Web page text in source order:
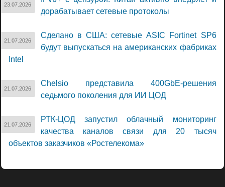
23.07.2026
дорабатывает сетевые протоколы
21.07.2026
Сделано в США: сетевые ASIC Fortinet SP6
будут выпускаться на американских фабриках
Intel
21.07.2026
Chelsio представила 400GbE-решения
седьмого поколения для ИИ ЦОД
21.07.2026
РТК-ЦОД запустил облачный мониторинг
качества каналов связи для 20 тысяч
объектов заказчиков «Ростелекома»